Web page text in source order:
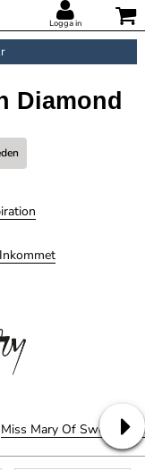
Logga in
Diamond
Miss Mary Of Sweden